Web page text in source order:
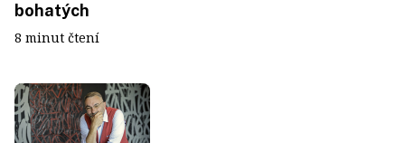
bohatých
8 minut čtení